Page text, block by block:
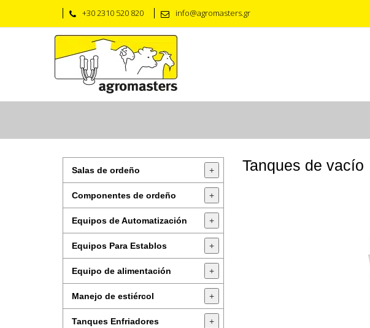
+30 2310 520 820 info@agromasters.gr
Salas de ordeño +
Componentes de ordeño +
Equipos de Automatización +
Equipos Para Establos +
Equipo de alimentación +
Manejo de estiércol +
Tanques Enfriadores +
Tanques de vacío